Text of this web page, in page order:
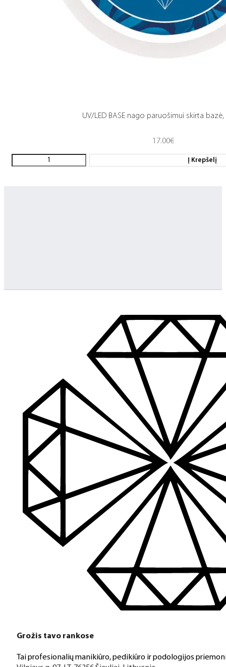
UV/LED BASE nago paruošimui skirta
17.00€
Į Krepšelį
Jeigu turite klausimų ar iškilo problemų su užsakymu, mus
Aukštos kokybės produkcija
Mes siūlome tik aukščiausios kokybės produktus nagams,
Platus prekių katalogas
Turime daugiau nei 3000 produktų visiems Jūsų poreikiams
PDF katalogas
Greitas pristatymas
Visus produktus turime vietoje ir pristatome visoje
Jeigu turite klausimų ar iškilo problemų su užsakymu, mus
Aukštos kokybės produkcija